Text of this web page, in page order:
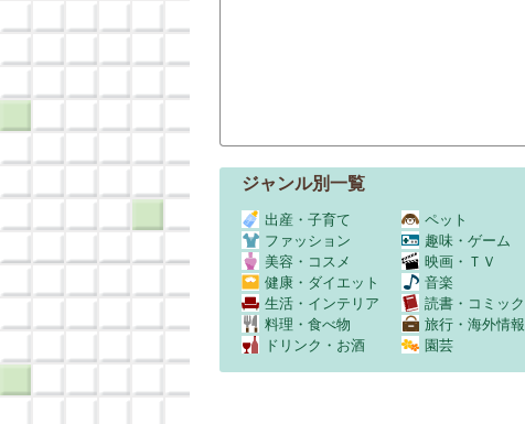
ジャンル別一覧
出産・子育て
ファッション
美容・コスメ
健康・ダイエット
生活・インテリア
料理・食べ物
ドリンク・お酒
ペット
趣味・ゲーム
映画・ＴＶ
音楽
読書・コミック
旅行・海外情報
園芸